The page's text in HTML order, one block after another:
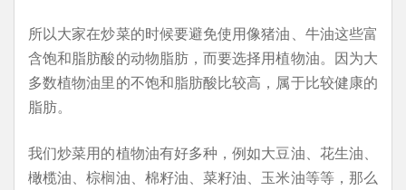
所以大家在炒菜的时候要避免使用像猪油、牛油这些富
含饱和脂肪酸的动物脂肪，而要选择用植物油。因为大
多数植物油里的不饱和脂肪酸比较高，属于比较健康的
脂肪。
我们炒菜用的植物油有好多种，例如大豆油、花生油、
橄榄油、棕榈油、棉籽油、菜籽油、玉米油等等，那么